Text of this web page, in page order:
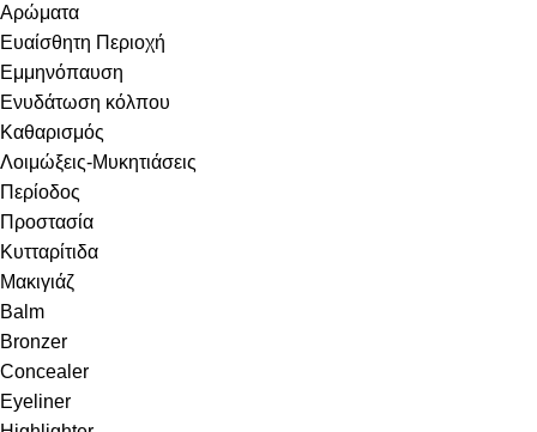
Αρώματα
Ευαίσθητη Περιοχή
Εμμηνόπαυση
Ενυδάτωση κόλπου
Καθαρισμός
Λοιμώξεις-Μυκητιάσεις
Περίοδος
Προστασία
Κυτταρίτιδα
Μακιγιάζ
Balm
Bronzer
Concealer
Eyeliner